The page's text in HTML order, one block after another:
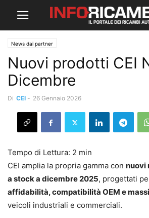
News dai partner
Nuovi prodotti CEI
Dicembre
Di CEI - 26 Gennaio 2026
CEI amplia la propria gamma con nuovi
a stock a dicembre 2025, progettati
affidabilità, compatibilità OEM e
veicoli industriali e commerciali.